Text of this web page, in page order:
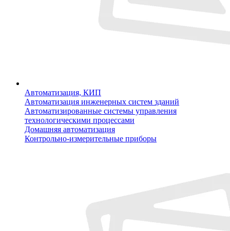
Автоматизация, КИП
Автоматизация инженерных систем зданий
Автоматизированные системы управления
технологическими процессами
Домашняя автоматизация
Контрольно-измерительные приборы